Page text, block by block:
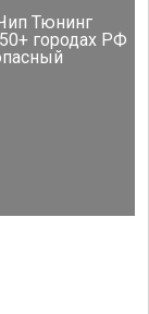
Тюнинг
городах РФ